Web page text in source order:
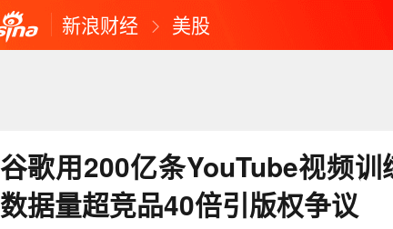
新浪财经 美股
谷歌用200亿条YouTube视频
数据量超竞品40倍引版权争议